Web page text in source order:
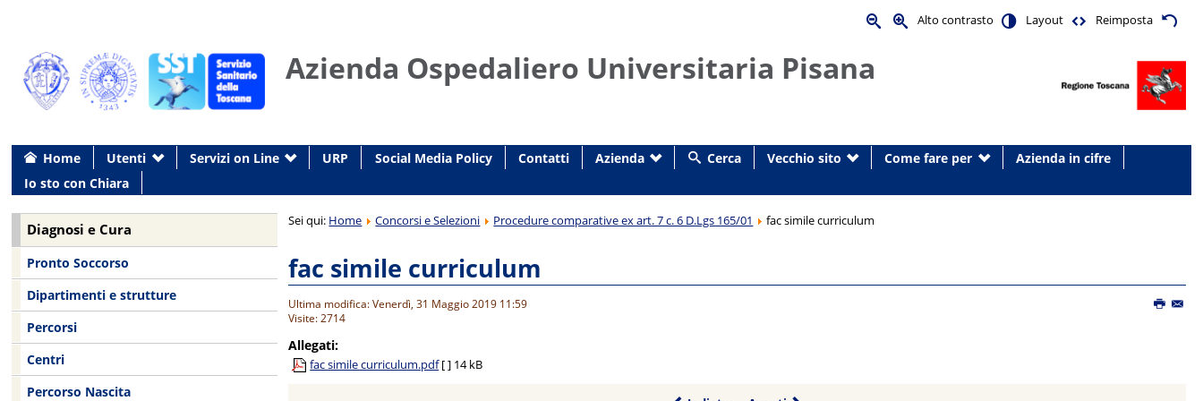
Alto contrasto Layout Reimposta
Azienda Ospedaliero Universitaria Pisana
Home Utenti Servizi on Line URP Social Media Policy Contatti Azienda Cerca Vecchio sito Come fare per
Azienda in cifre
Io sto con Chiara
Sei qui: Home Concorsi e Selezioni Procedure comparative ex art. 7 c. 6 D.Lgs 165/01 fac simile curriculum
fac simile curriculum
Ultima modifica: Venerdì, 31 Maggio 2019 11:59
Visite: 2714
Allegati:
fac simile curriculum.pdf [ ] 14 kB
Diagnosi e Cura
Pronto Soccorso
Dipartimenti e strutture
Percorsi
Centri
Percorso Nascita